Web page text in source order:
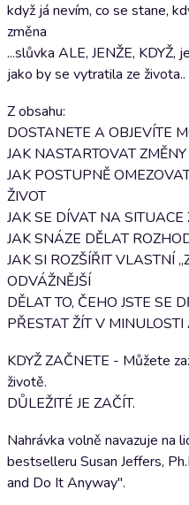
když já nevím, co se stane,
změna
...slůvka ALE, JENŽE, KDYŽ,
jako by se vytratila ze života..
Z obsahu:
DOSTANETE A OBJEVÍTE
JAK NASTARTOVAT ZMĚNY
JAK POSTUPNĚ
ŽIVOT
JAK SE DÍVAT NA
JAK SNÁZE DĚLAT
JAK SI ROZŠÍŘIT VLASTNÍ
ODVÁŽNĚJŠÍ
DĚLAT TO, ČEHO JSTE SE
PŘESTAT ŽÍT V
KDYŽ ZAČNETE - Můžete
životě.
DŮLEŽITÉ JE ZAČÍT.
Nahrávka volně navazuje na
bestselleru Susan Jeffers,
and Do It Anyway".